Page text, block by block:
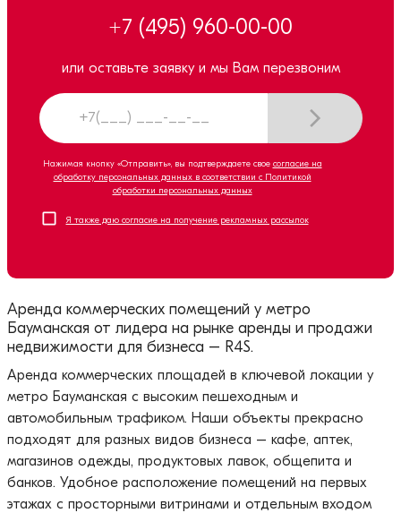
+7 (495) 960-00-00
или оставьте заявку и мы Вам перезвоним
Нажимая кнопку «Отправить», вы подтверждаете свое согласие на
обработку персональных данных в соответствии с Политикой
обработки персональных данных
Я также даю согласие на получение рекламных рассылок
Аренда коммерческих помещений у метро
Бауманская от лидера на рынке аренды и продажи
недвижимости для бизнеса – R4S.
Аренда коммерческих площадей в ключевой локации у
метро Бауманская с высоким пешеходным и
автомобильным трафиком. Наши объекты прекрасно
подходят для разных видов бизнеса – кафе, аптек,
магазинов одежды, продуктовых лавок, общепита и
банков. Удобное расположение помещений на первых
этажах с просторными витринами и отдельным входом